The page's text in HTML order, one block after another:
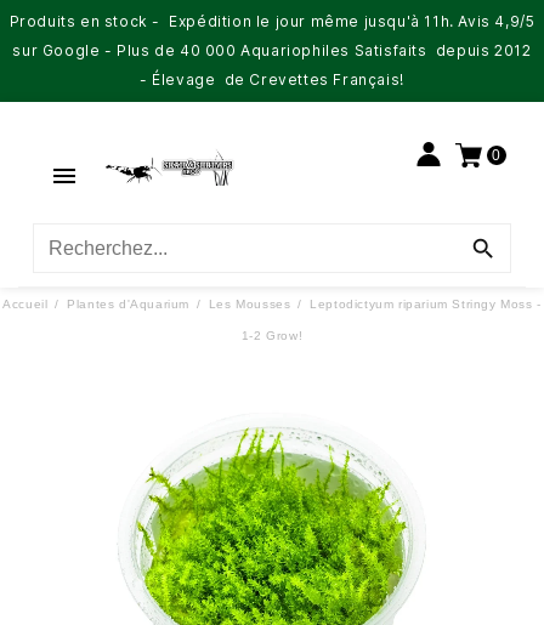
Produits en stock - Expédition le jour même jusqu'à 11h. Avis 4,9/5
sur Google - Plus de 40 000 Aquariophiles Satisfaits depuis 2012
- Élevage de Crevettes Français!

0

Accueil Plantes d'Aquarium Les Mousses Leptodictyum riparium Stringy Moss -
1-2 Grow!